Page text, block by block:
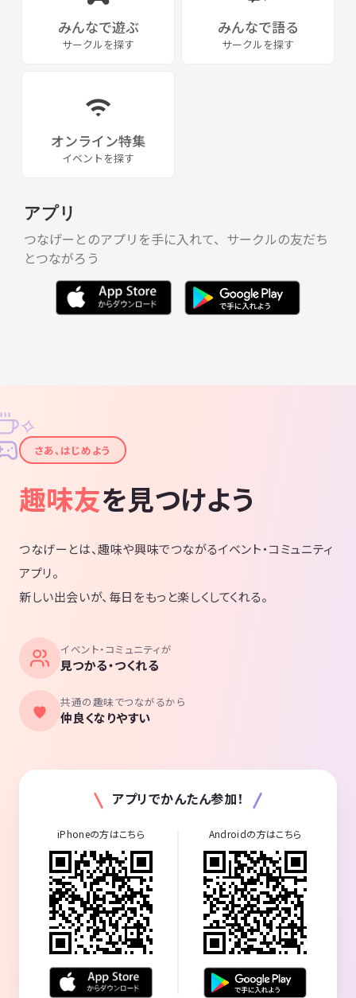
みんなで遊ぶ
サークルを探す
みんなで語る
サークルを探す
オンライン特集
イベントを探す
アプリ
つなげーとのアプリを手に入れて、サークルの友だち
とつながろう
✦
✧
さあ、はじめよう
趣味友を見つけよう
つなげーとは、趣味や興味でつながるイベント・コミュニティ
アプリ。
新しい出会いが、毎日をもっと楽しくしてくれる。
イベント・コミュニティが
見つかる・つくれる
共通の趣味でつながるから
仲良くなりやすい
アプリでかんたん参加！
iPhoneの方はこちら Androidの方はこちら